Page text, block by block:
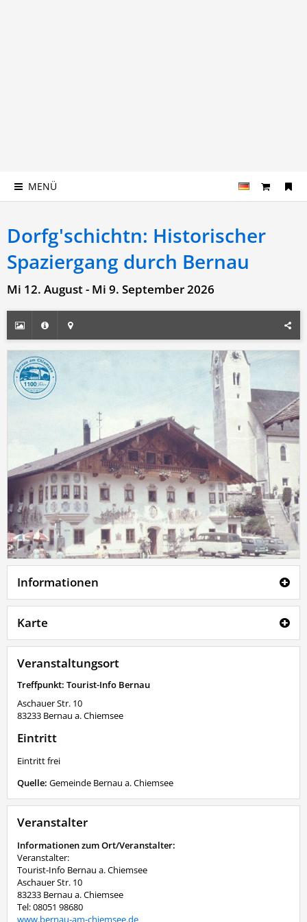
MENÜ
Dorfg'schichtn: Historischer
Spaziergang durch Bernau
Mi 12. August - Mi 9. September 2026
Informationen
Karte
Veranstaltungsort
Treffpunkt: Tourist-Info Bernau
Aschauer Str. 10
83233 Bernau a. Chiemsee
Eintritt
Eintritt frei
Quelle: Gemeinde Bernau a. Chiemsee
Veranstalter
Informationen zum Ort/Veranstalter:
Veranstalter:
Tourist-Info Bernau a. Chiemsee
Aschauer Str. 10
83233 Bernau a. Chiemsee
Tel: 08051 98680
www.bernau-am-chiemsee.de